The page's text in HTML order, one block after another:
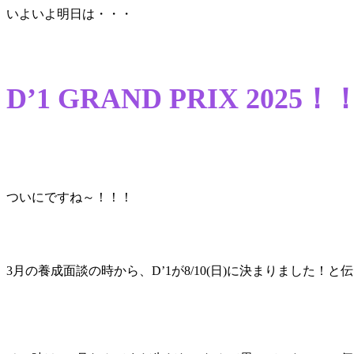
いよいよ明日は・・・
D’1 GRAND PRIX 2025！
ついにですね～！！！
3月の養成面談の時から、D’1が8/10(日)に決まりました！と